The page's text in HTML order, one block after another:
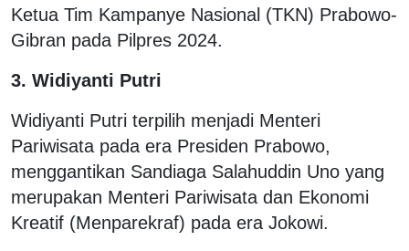
Ketua Tim Kampanye Nasional (TKN) Prabowo-
Gibran pada Pilpres 2024.
3. Widiyanti Putri
Widiyanti Putri terpilih menjadi Menteri
Pariwisata pada era Presiden Prabowo,
menggantikan Sandiaga Salahuddin Uno yang
merupakan Menteri Pariwisata dan Ekonomi
Kreatif (Menparekraf) pada era Jokowi.